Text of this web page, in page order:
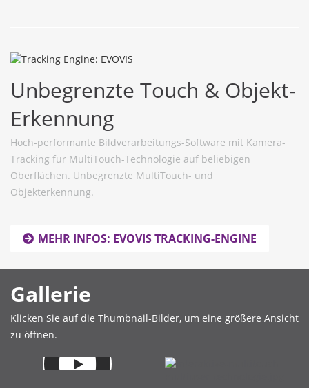
Unbegrenzte Touch & Objekt-
Erkennung
Hoch-performante Bildverarbeitungs-Software mit Kamera-
Tracking für MultiTouch-Technologie auf beliebigen
Oberflächen. Unbegrenzte MultiTouch- und
Objekterkennung.
MEHR INFOS: EVOVIS TRACKING-ENGINE
Gallerie
Klicken Sie auf die Thumbnail-Bilder, um eine größere Ansicht
zu öffnen.